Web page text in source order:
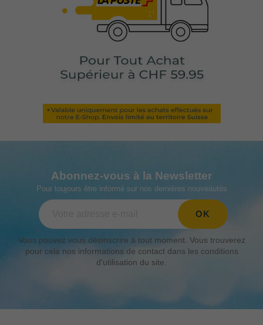
Abonnez-vous à la Newsletter
Pour toujours être informé sur nos dernières nouveautés
Vous pouvez vous désinscrire à tout moment. Vous trouverez
pour cela nos informations de contact dans les conditions
d'utilisation du site.